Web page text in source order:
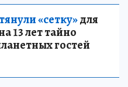
«сетку»для
13 лет тайно
гостей